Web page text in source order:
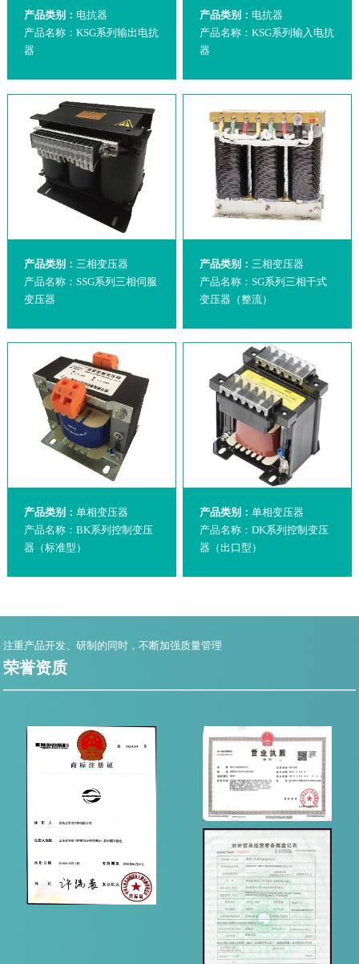
产品类别： 电抗器
产品名称：KSG系列输出电抗
器
产品类别： 电抗器
产品名称：KSG系列输入电抗
器
产品类别： 三相变压器
产品名称：SSG系列三相伺服
变压器
产品类别： 三相变压器
产品名称：SG系列三相干式
变压器（整流）
产品类别： 单相变压器
产品名称：BK系列控制变压
器（标准型）
产品类别：单相变压器
产品名称：DK系列控制变压
器（出口型）
注重产品开发、研制的同时，不断加强质量管理
荣誉资质